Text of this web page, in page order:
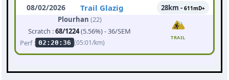
08/02/2026 Trail Glazig 28km - 611mD+
Plourhan (22)
Scratch :68/1224(5.56%) - 36/SEM
Perf : 02:20:36 (05:01/km)
TRAIL